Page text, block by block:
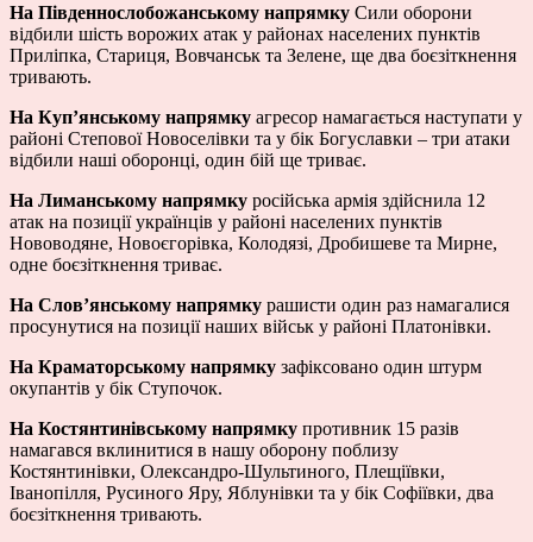
На Південнослобожанському напрямку Сили оборони
відбили шість ворожих атак у районах населених пунктів
Приліпка, Стариця, Вовчанськ та Зелене, ще два боєзіткнення
тривають.
На Куп’янському напрямку агресор намагається наступати у
районі Степової Новоселівки та у бік Богуславки – три атаки
відбили наші оборонці, один бій ще триває.
На Лиманському напрямку російська армія здійснила 12
атак на позиції українців у районі населених пунктів
Нововодяне, Новоєгорівка, Колодязі, Дробишеве та Мирне,
одне боєзіткнення триває.
На Слов’янському напрямку рашисти один раз намагалися
просунутися на позиції наших військ у районі Платонівки.
На Краматорському напрямку зафіксовано один штурм
окупантів у бік Ступочок.
На Костянтинівському напрямку противник 15 разів
намагався вклинитися в нашу оборону поблизу
Костянтинівки, Олександро-Шультиного, Плещіївки,
Іванопілля, Русиного Яру, Яблунівки та у бік Софіївки, два
боєзіткнення тривають.